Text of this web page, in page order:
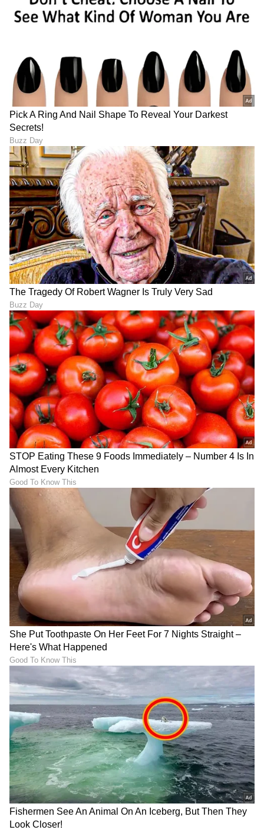
ಸುದ್ದಿಗಳು ಮತ್ತು ಇತ್ತೀಚಿನ ಸುದ್ದಿಗಳಿಗಾಗಿ ಏಷ್ಯಾನೆಟ್
ಸುವರ್ಣ ನ್ಯೂಸ್‌ನಲ್ಲಿ ಮನರಂಜನಾ ವಿಭಾಗ ನೋಡಿ.
ತಾರೆಯರ ಸಂದರ್ಶನಗಳು, ಧಾರಾವಾಹಿ ಅಪ್‌ಡೇಟ್ಸ್‌,
ತೆರೆಮರೆಯ ಕಥೆಗಳು,
OTT ರಿಲೀಸ್‌ ಗಳ ಬಗ್ಗೆ
ಮಾಹಿತಿಯೂ ಇಲ್ಲಿದೆ.
DOWNLOAD APP
RECOMMENDED STORIES
ಸೀರಿಯಲ್‌‌ನಲ್ಲಿ ನಟಿಸೋ
ಆಸೆಯಿಂದ 900 ಕಿ.ಮೀ
ಪ್ರಯಾಣಿಸಿದ ಅಪ್ರಾಪ್ತ, ಮಿಸ್ಸಿಂಗ್
ಹುಡುಗ ಏನಾದ?
ಮುಗಿಯುತ್ತಲೇ ಆ ಹುಡುಗಿಯ
ನೆನಪು ಶೇರ್​ ಮಾಡಿದ ಸುಬ್ಬು
ಮುದುಕ-ಮುದುಕಿಯಾದ
ಅಮೂಲ್ಯ ಗೌಡ & ನಿರಂಜನ್; ರಿಷಿ
ಸರ್ ಎಷ್ಟು ರೊಮ್ಯಾಂಟಿಕ್
ಅಲ್ಲವಾ?
Exclusive Interview:
'ಗೋಲ್ಡನ್​​ ಸ್ಟಾರ್'​ ಗಣೇಶ್​ ದಂಪತಿ
LATEST VIDEOS
"ರಾಜಕೀಯ ಬೇಡ, ಸಿನಿಮಾನೇ ಪ್ರಾಣ":
ಕನಕೋತ್ಸವದಲ್ಲಿ ರಿಷಬ್ ಶೆಟ್ಟಿ | Rishab
Shetty speech | Suvarna News
ಶೇ.50 ರಿಂದ ಶೇ.18 ಕ್ಕೆ TAX ಇಳಿಕೆ: ಮೋದಿ-
ಟ್ರಂಪ್ ಐತಿಹಾಸಿಕ ಒಪ್ಪಂದ | India US
Trade Deal | Party Rounds